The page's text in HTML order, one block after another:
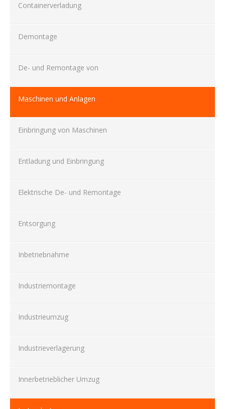
Containerverladung
Demontage
De- und Remontage von
Maschinen und Anlagen
Einbringung von Maschinen
Entladung und Einbringung
Elektrische De- und Remontage
Entsorgung
Inbetriebnahme
Industriemontage
Industrieumzug
Industrieverlagerung
Innerbetrieblicher Umzug